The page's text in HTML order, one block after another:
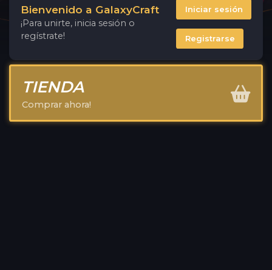
Bienvenido a GalaxyCraft
¡Para unirte, inicia sesión o
regístrate!
Iniciar sesión
Registrarse
TIENDA
Comprar ahora!